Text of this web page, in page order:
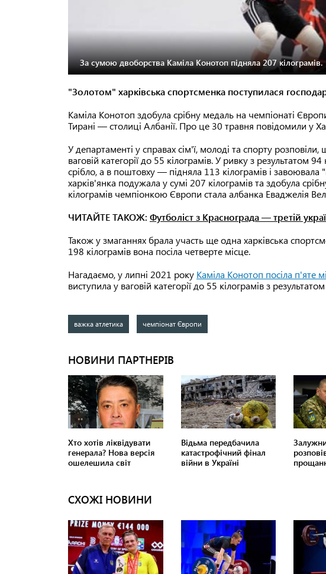
За сумою двоборства Каміла Конотоп підняла 207 кілограмів.
"Золотом" харківська спортсменка поступилася
Каміла Конотоп здобула срібну медаль на чемпіонаті
Тирані — столиці Албанії. Про це 30 травня повідомили у
У департаменті у справах сім'ї, молоді та спорту
ваговій категорії до 55 кілограмів. У ривку з результатом
срібло, а в поштовху — підняла 113 кілограмів і
харків'янка подужала у сумі 207 кілограмів та здобула
кілограмів чемпіонкою Європи стала албанка Еваджелія
ЧИТАЙТЕ ТАКОЖ: Футболіст з Краснограда — третій
Також у змаганнях брала участь ще одна харківська
198 кілограмів вона посіла четверте місце.
Нагадаємо, у липні 2021 року Каміла Конотоп посіла п'яте
виступила у ваговій категорії до 55 кілограмів з
важка атлетика чемпіонат Європи
СХОЖІ НОВИНИ